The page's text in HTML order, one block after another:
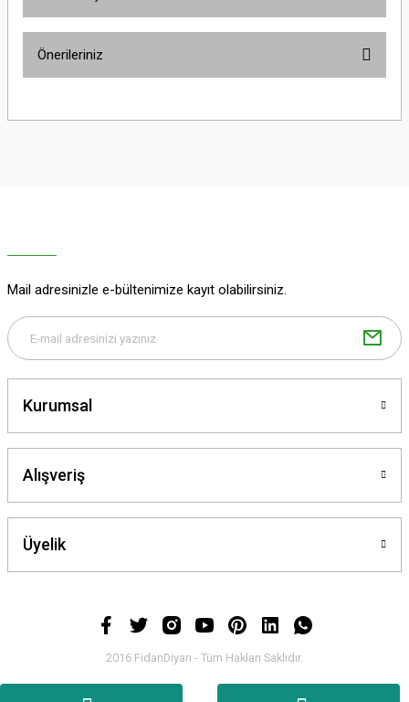
Önerileriniz
yetersiz gördüğünüz noktaları öneri formunu kullanarak tarafımıza
Bu ürüne benzer farklı alternatifler olmalı.
Mail adresinizle e-bültenimize kayıt olabilirsiniz.
Kurumsal
Alışveriş
Üyelik
2016 FidanDiyarı - Tüm Hakları Saklıdır.